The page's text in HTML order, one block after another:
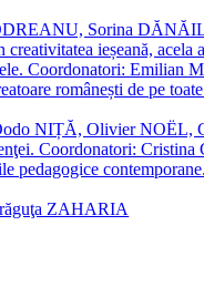
Sorina
ieșeană, acela
Coordonatori: Emilian
românești de pe
Dodo NIȚĂ, Olivier NOËL,
Coordonatori:
pedagogice
ZAHARIA